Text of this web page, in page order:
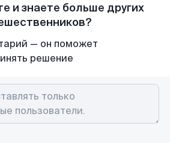
и знаете больше других
— он поможет
решение